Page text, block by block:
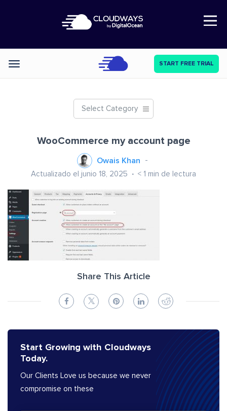
Open Nav
Categories START FREE TRIAL
Select Category
WooCommerce my account page
Owais Khan
Actualizado el junio 18, 2025 < 1 min de lectura
Share This Article
Start Growing with Cloudways
Today.
Our Clients Love us because we never
compromise on these